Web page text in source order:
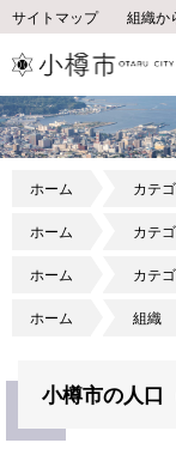
サイトマップ 組織か
ホーム カテ
ホーム カテ
ホーム カテ
ホーム 組織
小樽市の人口